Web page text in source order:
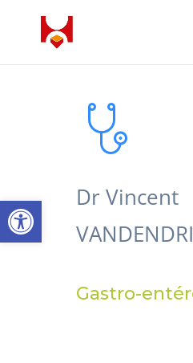
Open toolbarDr Vincent
Gastro-